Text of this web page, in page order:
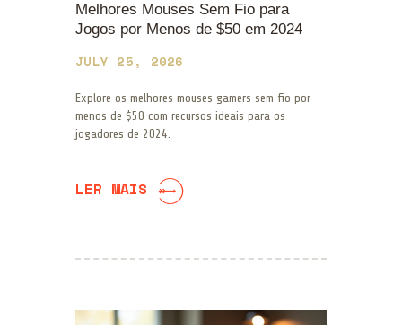
Melhores Mouses Sem Fio para
Jogos por Menos de $50 em 2024
JULY 25, 2026
Explore os melhores mouses gamers sem fio por
menos de $50 com recursos ideais para os
jogadores de 2024.
LER MAIS